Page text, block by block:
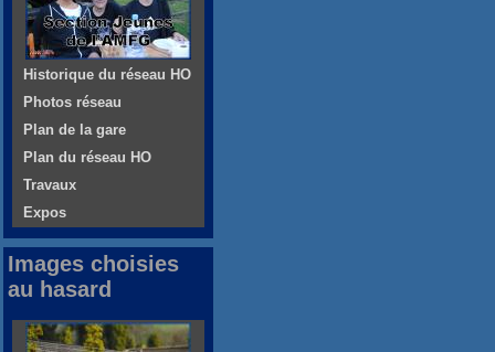
Historique du réseau HO
Photos réseau
Plan de la gare
Plan du réseau HO
Travaux
Expos
Images choisies
au hasard